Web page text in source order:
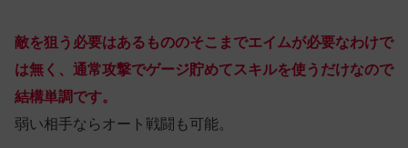
敵を狙う必要はあるもののそこまでエイムが必要なわけで
は無く、通常攻撃でゲージ貯めてスキルを使うだけなので
結構単調です。
弱い相手ならオート戦闘も可能。